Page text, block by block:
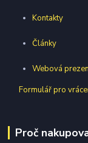
Kontakty
Články
Webová
Formulář pro
Proč